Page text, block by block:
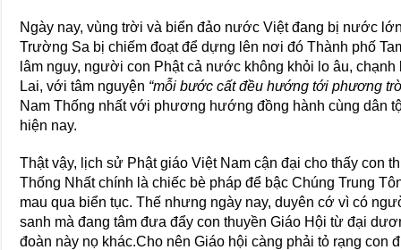
Ngày nay, vùng trời và biển đảo nước Việt đang bị nước
Trường Sa bị chiếm đoạt để dựng lên nơi đó Thành phố
lâm nguy, người con Phật cả nước không khỏi lo âu,
Lai, với tâm nguyện “mỗi bước cất đều hướng tới phương
Nam Thống nhất với phương hướng đồng hành cùng dân
hiện nay.
Thật vậy, lịch sử Phật giáo Việt Nam cận đại cho thấy con
Thống Nhất chính là chiếc bè pháp để bậc Chúng Trung
mau qua biển tục. Thế nhưng ngày nay, duyên cớ vì có
sanh mà đang tâm đưa đẩy con thuyền Giáo Hội từ đại
đoàn này nọ khác.Cho nên Giáo hội càng phải tỏ rạng con